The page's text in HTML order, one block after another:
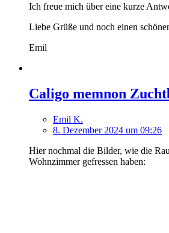
Ich freue mich über eine kurze
Liebe Grüße und noch einen
Emil
Caligo memnon
Emil K.
8. Dezember 2024 um 09:26
Hier nochmal die Bilder, wie die
Wohnzimmer gefressen haben: